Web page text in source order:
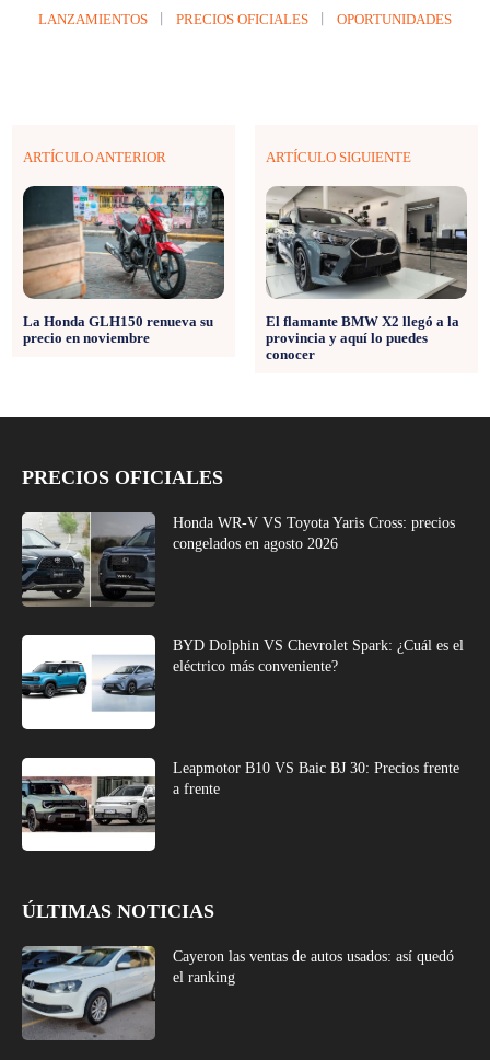
LANZAMIENTOS PRECIOS OFICIALES OPORTUNIDADES
ARTÍCULO ANTERIOR
La Honda GLH150 renueva su
precio en noviembre
ARTÍCULO SIGUIENTE
El flamante BMW X2 llegó a la
provincia y aquí lo puedes
conocer
PRECIOS OFICIALES
Honda WR-V VS Toyota Yaris Cross: precios
congelados en agosto 2026
BYD Dolphin VS Chevrolet Spark: ¿Cuál es el
eléctrico más conveniente?
Leapmotor B10 VS Baic BJ 30: Precios frente
a frente
ÚLTIMAS NOTICIAS
Cayeron las ventas de autos usados: así quedó
el ranking